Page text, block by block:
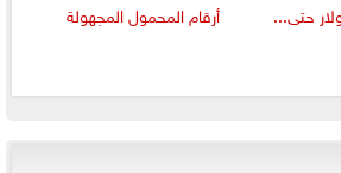
حتى...
أرقام المحمول المجهولة